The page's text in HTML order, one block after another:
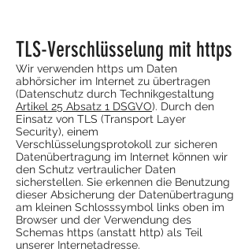
TLS-Verschlüsselung mit https
Wir verwenden https um Daten
abhörsicher im Internet zu übertragen
(Datenschutz durch Technikgestaltung
Artikel 25 Absatz 1 DSGVO). Durch den
Einsatz von TLS (Transport Layer
Security), einem
Verschlüsselungsprotokoll zur sicheren
Datenübertragung im Internet können wir
den Schutz vertraulicher Daten
sicherstellen. Sie erkennen die Benutzung
dieser Absicherung der Datenübertragung
am kleinen Schlosssymbol links oben im
Browser und der Verwendung des
Schemas https (anstatt http) als Teil
unserer Internetadresse.